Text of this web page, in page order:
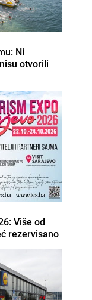
Ni
otvorili
Više od
rezervisano